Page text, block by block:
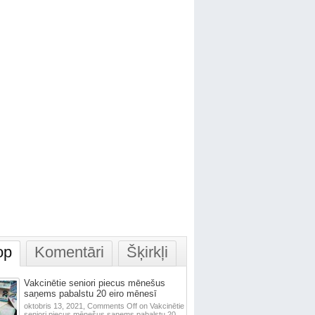
Komentāri Šķirkļi
Vakcinētie seniori piecus mēnešus
saņems pabalstu 20 eiro mēnesī
oktobris 13, 2021, Comments Offon Vakcinētie